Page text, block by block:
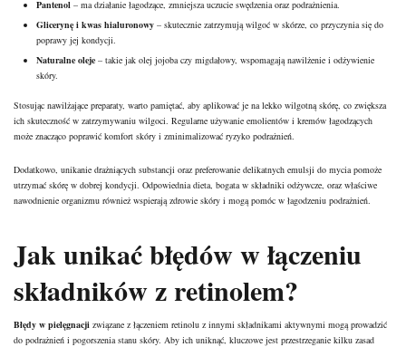
Pantenol – ma działanie łagodzące, zmniejsza uczucie swędzenia oraz podrażnienia.
Glicerynę i kwas hialuronowy – skutecznie zatrzymują wilgoć w skórze, co przyczynia się do
poprawy jej kondycji.
Naturalne oleje – takie jak olej jojoba czy migdałowy, wspomagają nawilżenie i odżywienie
skóry.
Stosując nawilżające preparaty, warto pamiętać, aby aplikować je na lekko wilgotną skórę, co zwiększa
ich skuteczność w zatrzymywaniu wilgoci. Regularne używanie emolientów i kremów łagodzących
może znacząco poprawić komfort skóry i zminimalizować ryzyko podrażnień.
Dodatkowo, unikanie drażniących substancji oraz preferowanie delikatnych emulsji do mycia pomoże
utrzymać skórę w dobrej kondycji. Odpowiednia dieta, bogata w składniki odżywcze, oraz właściwe
nawodnienie organizmu również wspierają zdrowie skóry i mogą pomóc w łagodzeniu podrażnień.
Jak unikać błędów w łączeniu
składników z retinolem?
Błędy w pielęgnacji związane z łączeniem retinolu z innymi składnikami aktywnymi mogą prowadzić
do podrażnień i pogorszenia stanu skóry. Aby ich uniknąć, kluczowe jest przestrzeganie kilku zasad